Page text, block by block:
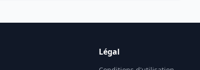
Légal